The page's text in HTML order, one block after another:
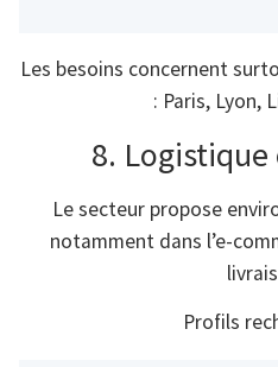
Les besoins concernent
: Paris, Lyon,
8.
Le secteur propose
notamment dans l’e-
Profils